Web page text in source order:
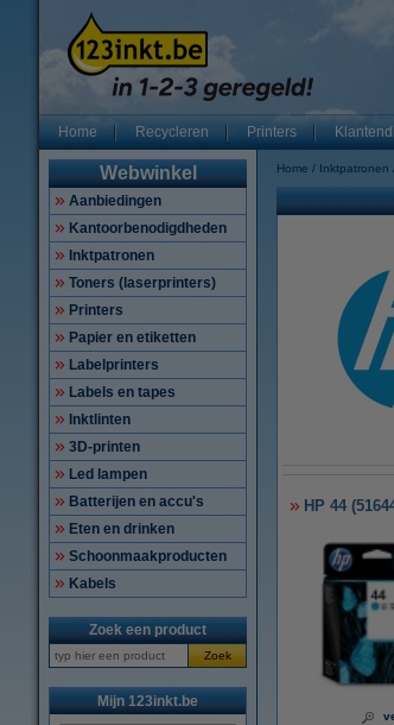
Home Recycleren Printers
Webwinkel
Aanbiedingen
Kantoorbenodigdheden
Inktpatronen
Toners (laserprinters)
Printers
Papier en etiketten
Labelprinters
Labels en tapes
Inktlinten
3D-printen
Led lampen
Batterijen en accu's
Eten en drinken
Schoonmaakproducten
Kabels
Zoek een product
Zoek
Mijn 123inkt.be
Home Inktpatronen
HP 44